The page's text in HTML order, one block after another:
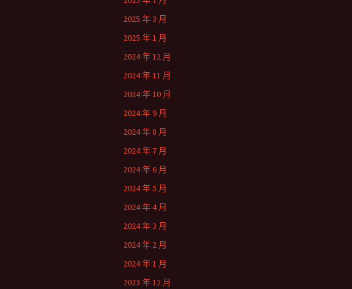
2025 年 3 月
2025 年 1 月
2024 年 12 月
2024 年 11 月
2024 年 10 月
2024 年 9 月
2024 年 8 月
2024 年 7 月
2024 年 6 月
2024 年 5 月
2024 年 4 月
2024 年 3 月
2024 年 2 月
2024 年 1 月
2023 年 12 月